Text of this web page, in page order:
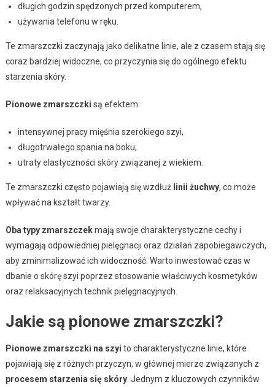
długich godzin spędzonych przed komputerem,
używania telefonu w ręku.
Te zmarszczki zaczynają jako delikatne linie, ale z czasem stają się
coraz bardziej widoczne, co przyczynia się do ogólnego efektu
starzenia skóry.
Pionowe zmarszczki są efektem:
intensywnej pracy mięśnia szerokiego szyi,
długotrwałego spania na boku,
utraty elastyczności skóry związanej z wiekiem.
Te zmarszczki często pojawiają się wzdłuż linii żuchwy, co może
wpływać na kształt twarzy.
Oba typy zmarszczekmają swoje charakterystyczne cechy i
wymagają odpowiedniej pielęgnacji oraz działań zapobiegawczych,
aby zminimalizować ich widoczność. Warto inwestować czas w
dbanie o skórę szyi poprzez stosowanie właściwych kosmetyków
oraz relaksacyjnych technik pielęgnacyjnych.
Jakie są pionowe zmarszczki?
Pionowe zmarszczki na szyi to charakterystyczne linie, które
pojawiają się z różnych przyczyn, w głównej mierze związanych z
procesem starzenia się skóry. Jednym z kluczowych czynników